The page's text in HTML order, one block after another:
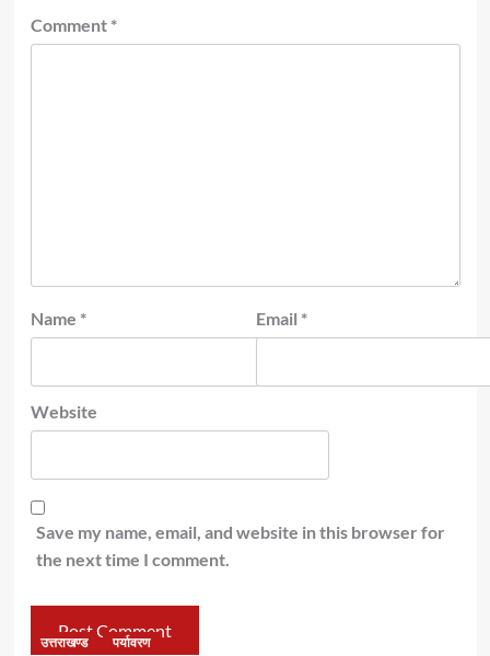
Comment *
Name * Email *
Website
Save my name, email, and website in this browser for
the next time I comment.
उत्तराखण्ड पर्यावरण